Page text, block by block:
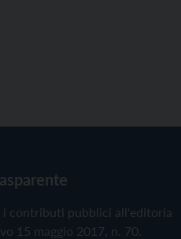
i contributi pubblici all'editoria
15 maggio 2017, n. 70.